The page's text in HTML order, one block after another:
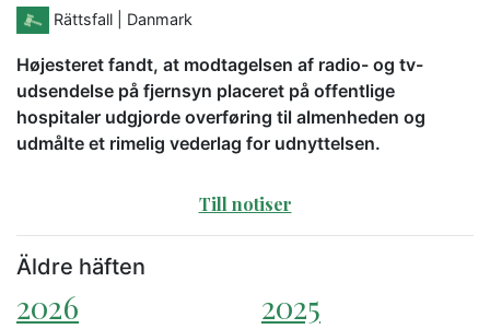
Rättsfall | Danmark
Højesteret fandt, at modtagelsen af radio- og tv-
udsendelse på fjernsyn placeret på offentlige
hospitaler udgjorde overføring til almenheden og
udmålte et rimelig vederlag for udnyttelsen.
Till notiser
Äldre häften
2026
2025